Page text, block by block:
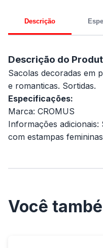
Descrição
Descrição do
Sacolas decoradas em
e romanticas. Sortidas.
Especificações:
Marca: CROMUS
Informações adicionais:
com estampas
Você